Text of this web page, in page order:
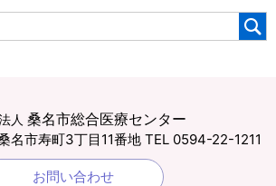
人 桑名市総合医療センター
名市寿町3丁目11番地 TEL 0594-22-1211
お問い合わせ